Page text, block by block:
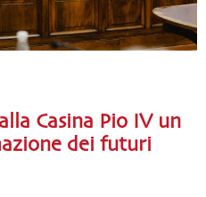
Casina Pio IV un
dei futuri